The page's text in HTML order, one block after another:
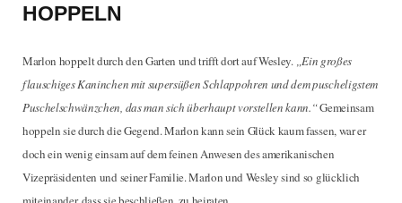
HOPPELN
Marlon hoppelt durch den Garten und trifft dort auf Wesley.
„Ein großes
flauschiges Kaninchen mit supersüßen Schlappohren und dem puscheligstem
Puschelschwänzchen, das man sich überhaupt vorstellen kann.“Gemeinsam
hoppeln sie durch die Gegend. Marlon kann sein Glück kaum fassen, war er
doch ein wenig einsam auf dem feinen Anwesen des amerikanischen
Vizepräsidenten und seiner Familie. Marlon und Wesley sind so glücklich